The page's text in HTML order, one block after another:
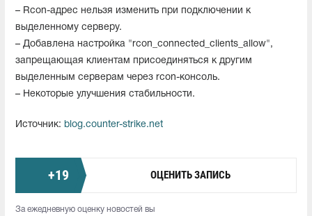
– Rcon-адрес нельзя изменить при подключении к
выделенному серверу.
– Добавлена настройка "rcon_connected_clients_allow",
запрещающая клиентам присоединяться к другим
выделенным серверам через rcon-консоль.
– Некоторые улучшения стабильности.
Источник: blog.counter-strike.net
+19 ОЦЕНИТЬ ЗАПИСЬ
За ежедневную оценку новостей вы